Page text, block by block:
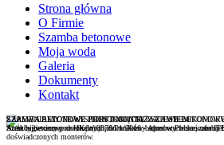
Strona główna
O Firmie
Szamba betonowe
Moja woda
Galeria
Dokumenty
Kontakt
SZAMBA BETONOWE JEDNOKOMOROWE I
Atest higieniczny nr HK/W/0376/01/2016 - Aprobata techniczna
SZAMBA BETONOWE PROSTOKĄTNE Z ATESTEM
Atrakcyjne ceny prostokątnych zbiorników betonowych na szambo
ZAPEWNIAMY TRANSPORT I MONTAŻ SZAMB
Szamba betonowe dostarczmy pod wskazny adres w Polsce,
doświadczonych monterów.